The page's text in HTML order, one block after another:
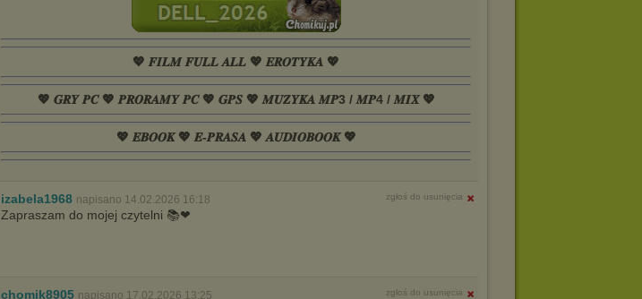
💖 𝑭𝑰𝑳𝑴 𝑭𝑼𝑳𝑳 𝑨𝑳𝑳 💖 𝑬𝑹𝑶𝑻𝒀𝑲𝑨 💖
💖 𝑮𝑹𝒀 𝑷𝑪 💖 𝑷𝑹𝑶𝑹𝑨𝑴𝒀 𝑷𝑪 💖 𝑮𝑷𝑺 💖 𝑴𝑼𝒁𝒀𝑲𝑨 𝑴𝑷3 / 𝑴𝑷4 / 𝑴𝑰𝑿 💖
💖 𝑬𝑩𝑶𝑶𝑲 💖 𝑬-𝑷𝑹𝑨𝑺𝑨 💖 𝑨𝑼𝑫𝑰𝑶𝑩𝑶𝑶𝑲 💖
izabela1968 napisano 14.02.2026 16:18 zgłoś do usunięcia
Zapraszam do mojej czytelni 📚❤
chomik8905 napisano 17.02.2026 13:25 zgłoś do usunięcia